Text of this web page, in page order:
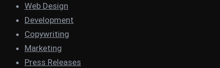
Web Design
Development
Copywriting
Marketing
Press Releases